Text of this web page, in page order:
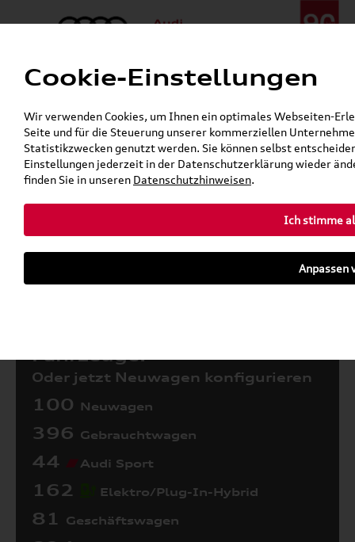
Menü
24h-Pannenhilfe:+49 (0)171 / 870 72 87
Gerade geöffnet
Verkauf:Mo. - Fr. 08:00 - 19:00 Uhr Sa. 09:00 - 13:00 Uhr
Service:Mo. - Fr. 06:00 - 20:00 Uhr Sa. 08:00 - 13:00 Uhr
Zurück zur Startseite
Fahrzeuge:
Oder jetzt Neuwagen konfigurieren
100 Neuwagen
396 Gebrauchtwagen
44 Audi Sport
162 Elektro/Plug-In-Hybrid
81 Geschäftswagen
Cookie-Einstellungen
Wir verwenden Cookies, um Ihnen ein optimales Webseiten-
Seite und für die Steuerung unserer kommerziellen
Statistikzwecken genutzt werden. Sie können selbst
Einstellungen jederzeit in der Datenschutzerklärung wieder
finden Sie in unseren Datenschutzhinweisen.
Ich stimme
Anpassen